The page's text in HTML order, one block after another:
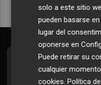
solo a este sitio
pueden basarse
lugar del
oponerse en
Puede retirar su
cualquier
cookies .Política